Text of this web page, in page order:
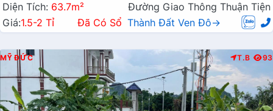
Diện Tích: 63.7m²
Đường Giao Thông Thuận Tiện
Giá:1.5-2 Tỉ Đã Có Sổ Thành Đất Ven Đô→
MỸ ĐỨC T.B 93